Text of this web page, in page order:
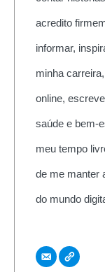
acredito
informar,
minha
online,
saúde e bem-
meu tempo
de me manter
do mundo